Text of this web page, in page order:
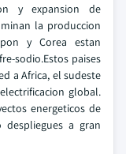
y expansion de
la produccion
y Corea estan
sodio.Estos paises
a Africa, el sudeste
global.
energeticos de
a gran